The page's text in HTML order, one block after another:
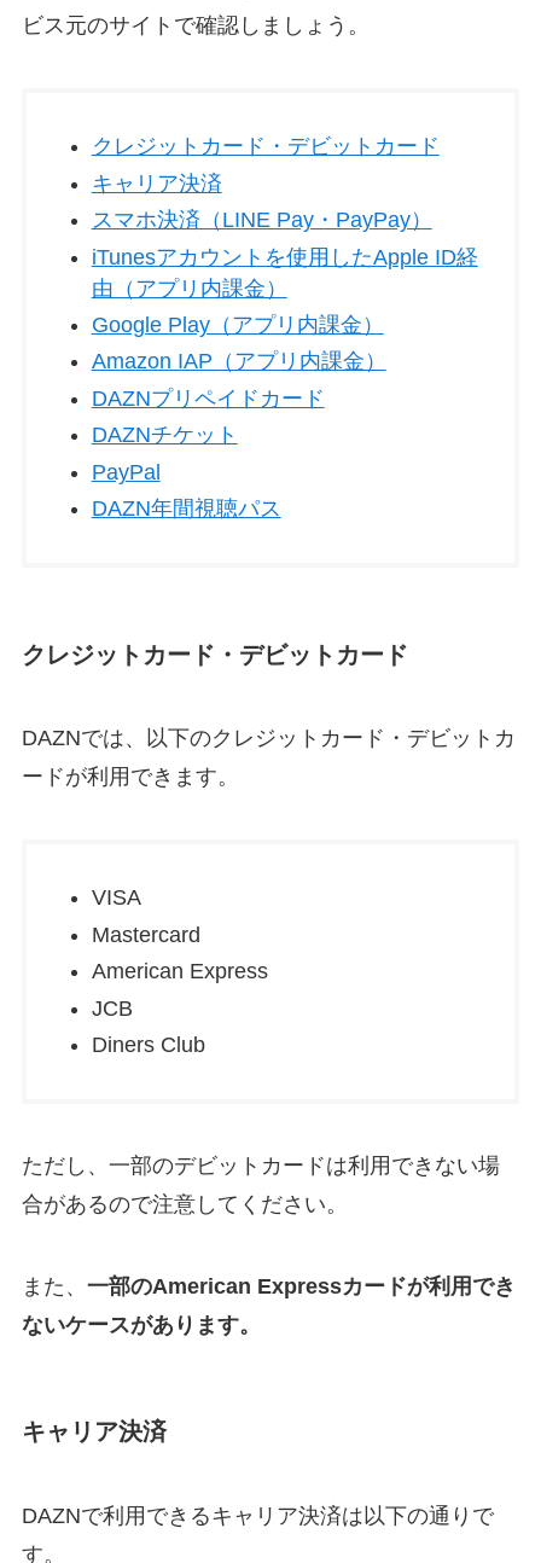
ビス元のサイトで確認しましょう。
クレジットカード・デビットカード
キャリア決済
スマホ決済（LINE Pay・PayPay）
iTunesアカウントを使用したApple ID経
由（アプリ内課金）
Google Play（アプリ内課金）
Amazon IAP（アプリ内課金）
DAZNプリペイドカード
DAZNチケット
PayPal
DAZN年間視聴パス
クレジットカード・デビットカード
DAZNでは、以下のクレジットカード・デビットカ
ードが利用できます。
VISA
Mastercard
American Express
JCB
Diners Club
ただし、一部のデビットカードは利用できない場
合があるので注意してください。
また、 一部のAmerican Expressカードが利用でき
ないケースがあります。
キャリア決済
DAZNで利用できるキャリア決済は以下の通りで
す。